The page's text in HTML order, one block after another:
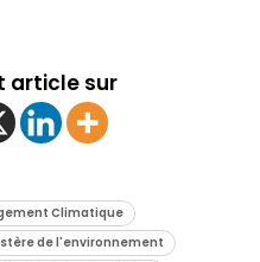
article sur
Climatique
de l'environnement